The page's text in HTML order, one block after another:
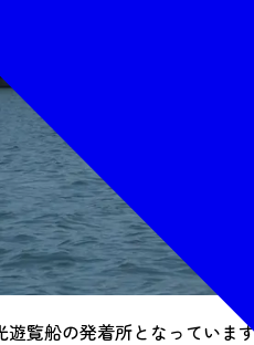
覧船の発着所となっていま